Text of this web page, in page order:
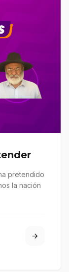
pretendido
la nación